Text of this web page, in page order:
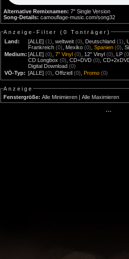
Alternative Remixnamen: 7" Single Version
Song-Details: camouflage-music.com/song32
Anzeige-Filter (0 Tonträger)
Land:
[ALLE] (1) ,weltweit (0) Deutschland (1) ,
Frankreich (0) Mexiko (0) ,Spanien (0) ,
Medium: [ALLE] (0) ,7" Vinyl (0) 12" Vinyl (0) LP
CD Longbox (0) ,CD+DVD (0) ,
Digital Download (0)
VÖ-Typ: [ALLE] (0) ,Offiziell (0) Promo (0)
Anzeige
Fenstergröße: Alle Minimieren |Alle Maximieren
···